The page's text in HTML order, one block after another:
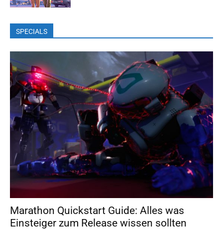
SPECIALS
Marathon Quickstart Guide: Alles was
Einsteiger zum Release wissen sollten